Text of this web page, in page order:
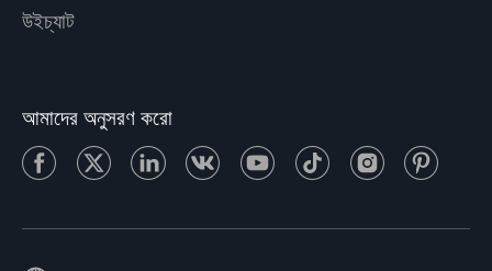
উইচ্যাট
আমাদের অনুসরণ করো